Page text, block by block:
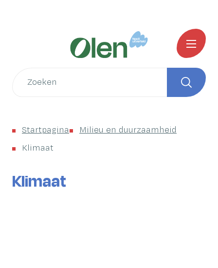
inhoud
Startpagina
Gemeente
Olen
zoek
Zoeken
MENU
Startpagina
Milieu en duurzaamheid
Klimaat
Klimaat